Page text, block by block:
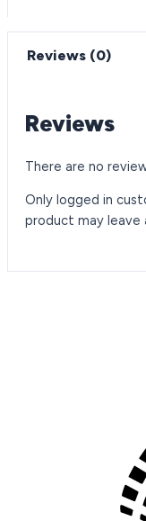
Reviews (0)
Reviews
There are no
Only logged in
product may leave